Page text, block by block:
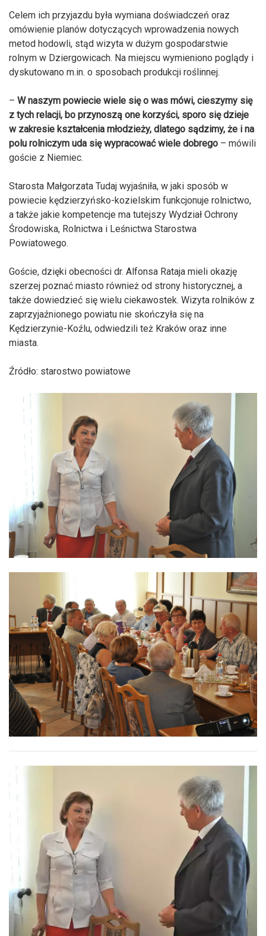
Celem ich przyjazdu była wymiana doświadczeń oraz
omówienie planów dotyczących wprowadzenia nowych
metod hodowli, stąd wizyta w dużym gospodarstwie
rolnym w Dziergowicach. Na miejscu wymieniono poglądy i
dyskutowano m.in. o sposobach produkcji roślinnej.
– W naszym powiecie wiele się o was mówi, cieszymy się
z tych relacji, bo przynoszą one korzyści, sporo się dzieje
w zakresie kształcenia młodzieży, dlatego sądzimy, że i na
polu rolniczym uda się wypracować wiele dobrego – mówili
goście z Niemiec.
Starosta Małgorzata Tudaj wyjaśniła, w jaki sposób w
powiecie kędzierzyńsko-kozielskim funkcjonuje rolnictwo,
a także jakie kompetencje ma tutejszy Wydział Ochrony
Środowiska, Rolnictwa i Leśnictwa Starostwa
Powiatowego.
Goście, dzięki obecności dr. Alfonsa Rataja mieli okazję
szerzej poznać miasto również od strony historycznej, a
także dowiedzieć się wielu ciekawostek. Wizyta rolników z
zaprzyjaźnionego powiatu nie skończyła się na
Kędzierzynie-Koźlu, odwiedzili też Kraków oraz inne
miasta.
Źródło: starostwo powiatowe